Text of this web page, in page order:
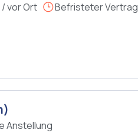
vor Ort Befristeter Vertrag
Anstellung